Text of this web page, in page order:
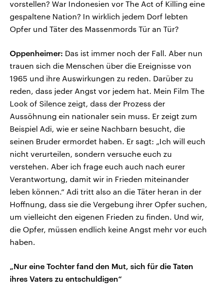
vorstellen? War Indonesien vor The Act of Killing eine
gespaltene Nation? In wirklich jedem Dorf lebten
Opfer und Täter des Massenmords Tür an Tür?
Oppenheimer: Das ist immer noch der Fall. Aber nun
trauen sich die Menschen über die Ereignisse von
1965 und ihre Auswirkungen zu reden. Darüber zu
reden, dass jeder Angst vor jedem hat. Mein Film The
Look of Silence zeigt, dass der Prozess der
Aussöhnung ein nationaler sein muss. Er zeigt zum
Beispiel Adi, wie er seine Nachbarn besucht, die
seinen Bruder ermordet haben. Er sagt: „Ich will euch
nicht verurteilen, sondern versuche euch zu
verstehen. Aber ich frage euch auch nach eurer
Verantwortung, damit wir in Frieden miteinander
leben können.“ Adi tritt also an die Täter heran in der
Hoffnung, dass sie die Vergebung ihrer Opfer suchen,
um vielleicht den eigenen Frieden zu finden. Und wir,
die Opfer, müssen endlich keine Angst mehr vor euch
haben.
„Nur eine Tochter fand den Mut, sich für die Taten
ihres Vaters zu entschuldigen“